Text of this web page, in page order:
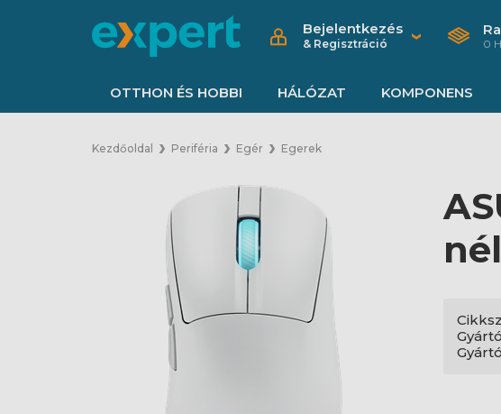
Bejelentkezés
& Regisztráció 0
OTTHON ÉS HOBBI HÁLÓZAT KOMPONENS
Kezdőoldal Periféria Egér Egerek